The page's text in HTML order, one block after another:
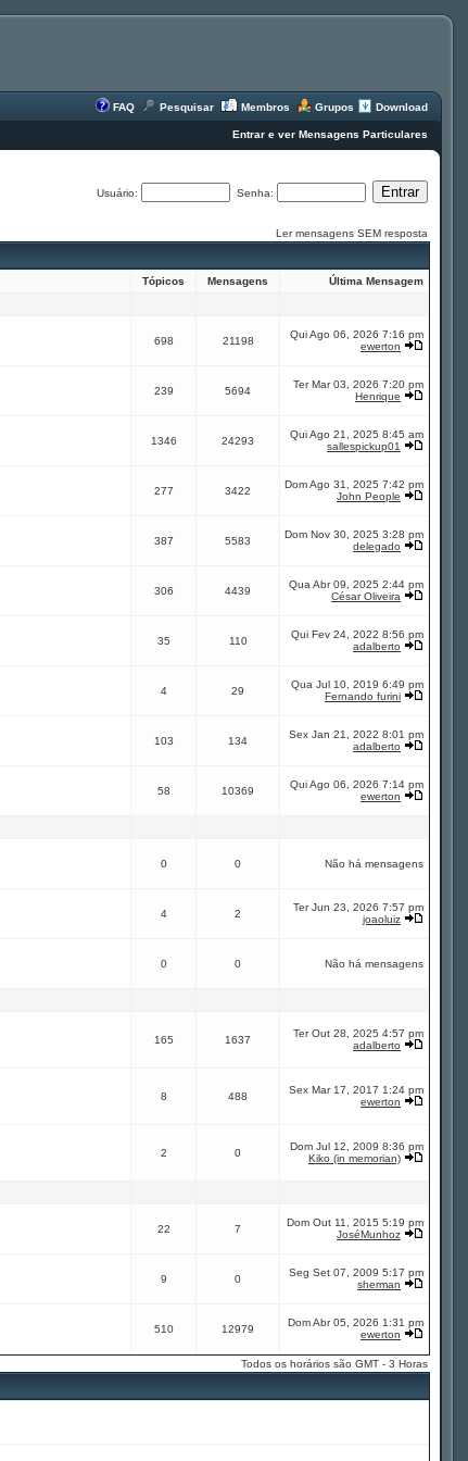
FAQ Pesquisar Membros Grupos Download
Entrar e ver Mensagens Particulares
Usuário: Senha:
Ler mensagens SEM resposta
Tópicos Mensagens
Última Mensagem
698 21198
Qui Ago 06, 2026 7:16 pm
ewerton
239 5694
Ter Mar 03, 2026 7:20 pm
Henrique
1346 24293
Qui Ago 21, 2025 8:45 am
sallespickup01
277 3422
Dom Ago 31, 2025 7:42 pm
John People
387 5583
Dom Nov 30, 2025 3:28 pm
delegado
306 4439
Qua Abr 09, 2025 2:44 pm
César Oliveira
35 110
Qui Fev 24, 2022 8:56 pm
adalberto
4 29
Qua Jul 10, 2019 6:49 pm
Fernando furini
103 134
Sex Jan 21, 2022 8:01 pm
adalberto
58 10369
Qui Ago 06, 2026 7:14 pm
ewerton
0 0 Não há mensagens
4 2
Ter Jun 23, 2026 7:57 pm
joaoluiz
0 0 Não há mensagens
165 1637
Ter Out 28, 2025 4:57 pm
adalberto
8 488
Sex Mar 17, 2017 1:24 pm
ewerton
2 0
Dom Jul 12, 2009 8:36 pm
Kiko (in memorian)
22 7
Dom Out 11, 2015 5:19 pm
JoséMunhoz
9 0
Seg Set 07, 2009 5:17 pm
sherman
510 12979
Dom Abr 05, 2026 1:31 pm
ewerton
Todos os horários são GMT - 3 Horas